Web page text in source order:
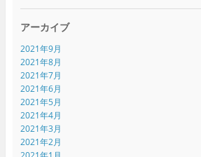
アーカイブ
2021年9月
2021年8月
2021年7月
2021年6月
2021年5月
2021年4月
2021年3月
2021年2月